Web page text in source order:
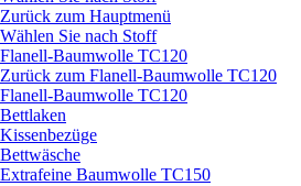
Zurück zum Hauptmenü
Wählen Sie nach Stoff
Flanell-Baumwolle TC120
Zurück zum Flanell-Baumwolle TC120
Flanell-Baumwolle TC120
Bettlaken
Kissenbezüge
Bettwäsche
Extrafeine Baumwolle TC150